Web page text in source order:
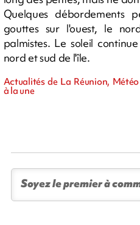
Quelques débordements
gouttes sur l'ouest, le
palmistes. Le soleil
nord et sud de l'île.
Actualités de La Réunion,
à la une